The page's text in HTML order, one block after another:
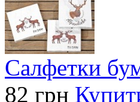
Салфетки
82 грн